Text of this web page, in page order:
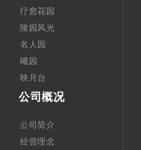
疗愈花园
陵园风光
名人园
曦园
映月台
公司概况
公司简介
经营理念